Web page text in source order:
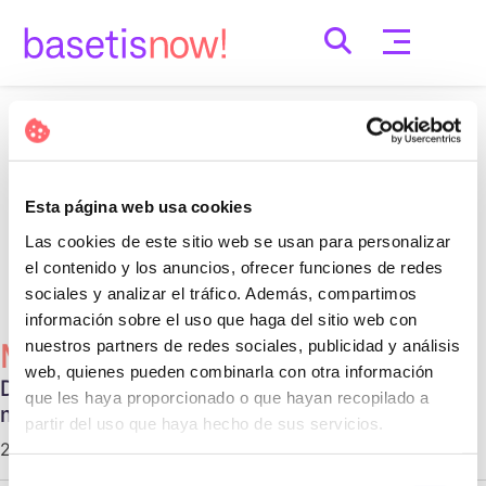
Esta página web usa cookies
Las cookies de este sitio web se usan para personalizar
el contenido y los anuncios, ofrecer funciones de redes
sociales y analizar el tráfico. Además, compartimos
información sobre el uso que haga del sitio web con
nuestros partners de redes sociales, publicidad y análisis
web, quienes pueden combinarla con otra información
que les haya proporcionado o que hayan recopilado a
partir del uso que haya hecho de sus servicios.
Selección
Nothing Found
Perhaps searching can help.
Cerca:
Més Populars
Diferentes tipos de relaciones no
monogámicas
29 d'octubre de 2020 |Communication